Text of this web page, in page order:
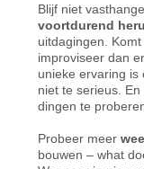
Blijf niet
voortdurend
uitdagingen.
improviseer dan
unieke ervaring is
niet te serieus.
dingen te
Probeer meer
bouwen – what